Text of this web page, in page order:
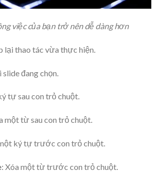
việc của bạn trở nên dễ dàng hơn
lại thao tác vừa thực hiện.
slide đang chọn.
tự sau con trỏ chuột.
một từ sau con trỏ chuột.
ký tự trước con trỏ chuột.
: Xóa một từ trước con trỏ chuột.